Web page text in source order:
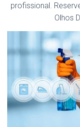
profissional.
Olhos